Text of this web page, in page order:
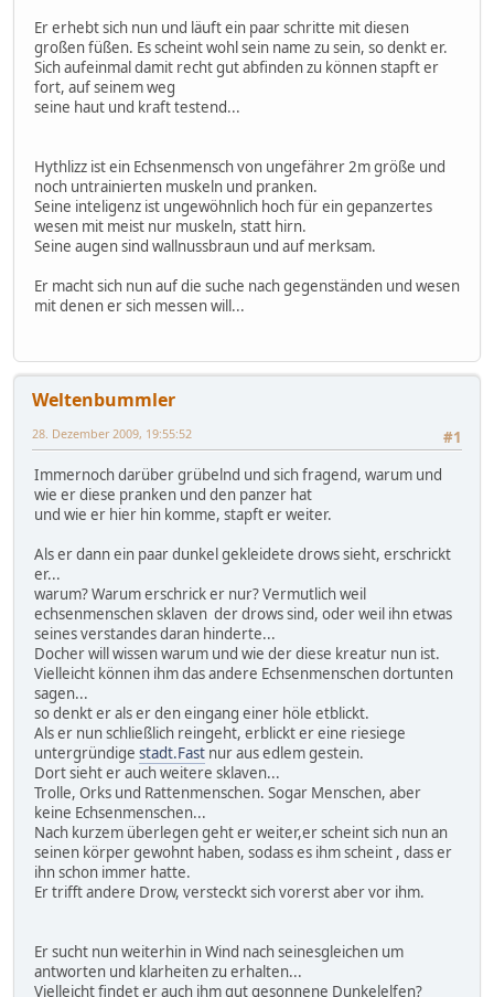
Er erhebt sich nun und läuft ein paar schritte mit diesen
großen füßen. Es scheint wohl sein name zu sein, so denkt er.
Sich aufeinmal damit recht gut abfinden zu können stapft er
fort, auf seinem weg
seine haut und kraft testend...
Hythlizz ist ein Echsenmensch von ungefährer 2m größe und
noch untrainierten muskeln und pranken.
Seine inteligenz ist ungewöhnlich hoch für ein gepanzertes
wesen mit meist nur muskeln, statt hirn.
Seine augen sind wallnussbraun und auf merksam.
Er macht sich nun auf die suche nach gegenständen und wesen
mit denen er sich messen will...
Weltenbummler
#1
28. Dezember 2009, 19:55:52
Immernoch darüber grübelnd und sich fragend, warum und
wie er diese pranken und den panzer hat
und wie er hier hin komme, stapft er weiter.
Als er dann ein paar dunkel gekleidete drows sieht, erschrickt
er...
warum? Warum erschrick er nur? Vermutlich weil
echsenmenschen sklaven der drows sind, oder weil ihn etwas
seines verstandes daran hinderte...
Docher will wissen warum und wie der diese kreatur nun ist.
Vielleicht können ihm das andere Echsenmenschen dortunten
sagen...
so denkt er als er den eingang einer höle etblickt.
Als er nun schließlich reingeht, erblickt er eine riesiege
untergründige stadt.Fast nur aus edlem gestein.
Dort sieht er auch weitere sklaven...
Trolle, Orks und Rattenmenschen. Sogar Menschen, aber
keine Echsenmenschen...
Nach kurzem überlegen geht er weiter,er scheint sich nun an
seinen körper gewohnt haben, sodass es ihm scheint , dass er
ihn schon immer hatte.
Er trifft andere Drow, versteckt sich vorerst aber vor ihm.
Er sucht nun weiterhin in Wind nach seinesgleichen um
antworten und klarheiten zu erhalten...
Vielleicht findet er auch ihm gut gesonnene Dunkelelfen?